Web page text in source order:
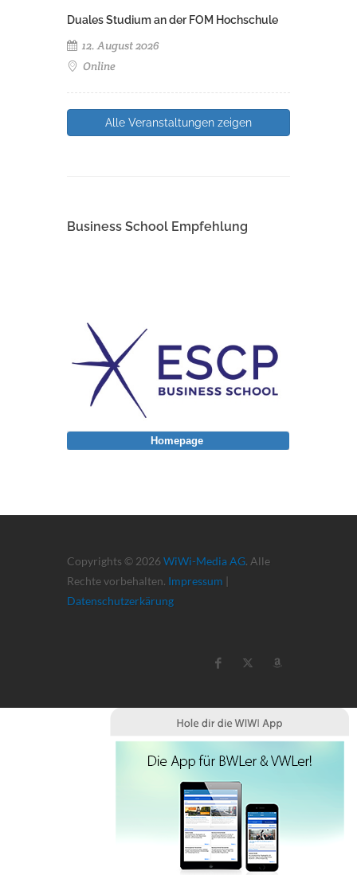
Duales Studium an der FOM Hochschule
12. August 2026
Online
Alle Veranstaltungen zeigen
Business School Empfehlung
Copyrights © 2026 WiWi-Media AG. Alle
Rechte vorbehalten. Impressum |
Datenschutzerkärung
Homepage